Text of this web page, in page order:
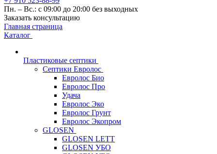
Пн. – Вс.: с 09:00 до 20:00 без выходных
Заказать консультацию
Главная страница
Каталог
Пластиковые септики
Септики Евролос
Евролос Био
Евролос Про
Удача
Евролос Эко
Евролос Грунт
Евролос Экопром
GLOSEN
GLOSEN LETT
GLOSEN УБО